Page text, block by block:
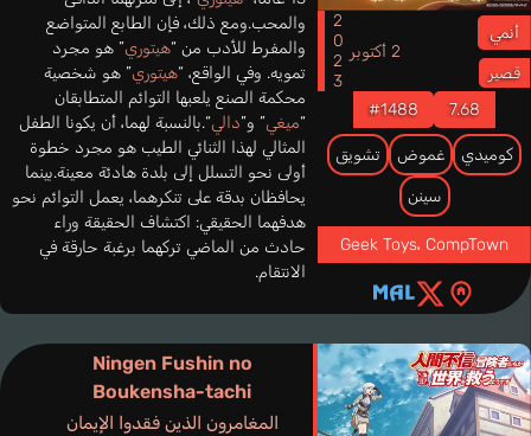
أنمي
قصير
2 أكتوبر 2023
7.68
#1488
كوميدي غموض تشويق
سينن
Geek Toys، CompTown
والمحب.ومع ذلك، فإن الطابع المتواضع
والمفرط للأدب من “هيتوري” هو مجرد
تمويه. وفي الواقع، “هيتوري” هو شخصية
محكمة الصنع يلعبها التوائم المتطابقان
“ميغي” و”دالي“.بالنسبة لهما، أن يكونا الطفل
المثالي لهذا الثنائي الطيب هو مجرد خطوة
أولى نحو التسلل إلى بلدة هادئة معينة.بينما
يحافظان بدقة على تنكرهما، يعمل التوائم نحو
هدفهما الحقيقي: اكتشاف الحقيقة وراء
حادث من الماضي تركهما برغبة حارقة في
الانتقام.
Ningen Fushin no
Boukensha-tachi
المغامرون الذين فقدوا الإيمان